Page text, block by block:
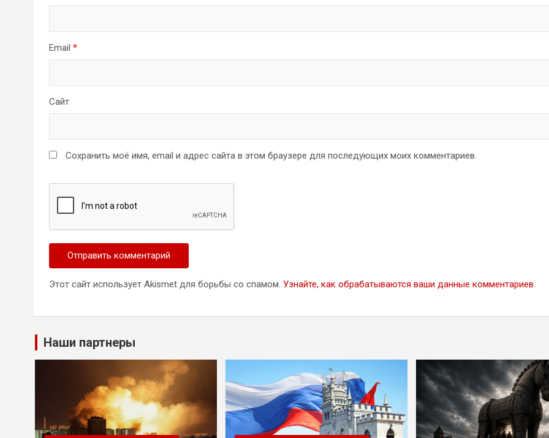
Email *
Сайт
Сохранить моё имя, email и адрес сайта в этом браузере для последующих моих комментариев.
Этот сайт использует Akismet для борьбы со спамом. Узнайте, как обрабатываются ваши данные комментариев.
Наши партнеры